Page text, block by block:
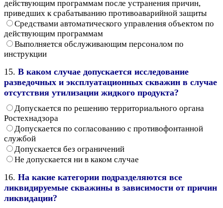
действующим программам после устранения причин,
приведших к срабатыванию противоаварийной защиты
Средствами автоматического управления объектом по
действующим программам
Выполняется обслуживающим персоналом по
инструкции
15. В каком случае допускается исследование
разведочных и эксплуатационных скважин в случае
отсутствия утилизации жидкого продукта?
Допускается по решению территориального органа
Ростехнадзора
Допускается по согласованию с противофонтанной
службой
Допускается без ограничений
Не допускается ни в каком случае
16. На какие категории подразделяются все
ликвидируемые скважины в зависимости от причин
ликвидации?